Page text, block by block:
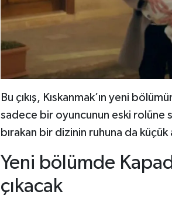
Bu çıkış, Kıskanmak’ın yeni
sadece bir oyuncunun eski rolüne
bırakan bir dizinin ruhuna da
Yeni bölümde
çıkacak